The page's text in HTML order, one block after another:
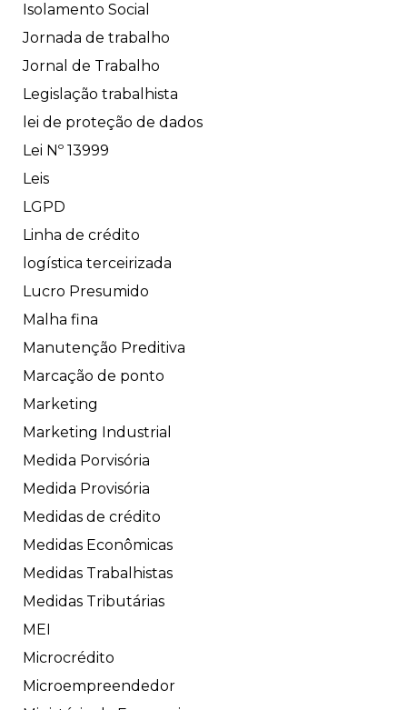
Isolamento Social
Jornada de trabalho
Jornal de Trabalho
Legislação trabalhista
lei de proteção de dados
Lei Nº 13999
Leis
LGPD
Linha de crédito
logística terceirizada
Lucro Presumido
Malha fina
Manutenção Preditiva
Marcação de ponto
Marketing
Marketing Industrial
Medida Porvisória
Medida Provisória
Medidas de crédito
Medidas Econômicas
Medidas Trabalhistas
Medidas Tributárias
MEI
Microcrédito
Microempreendedor